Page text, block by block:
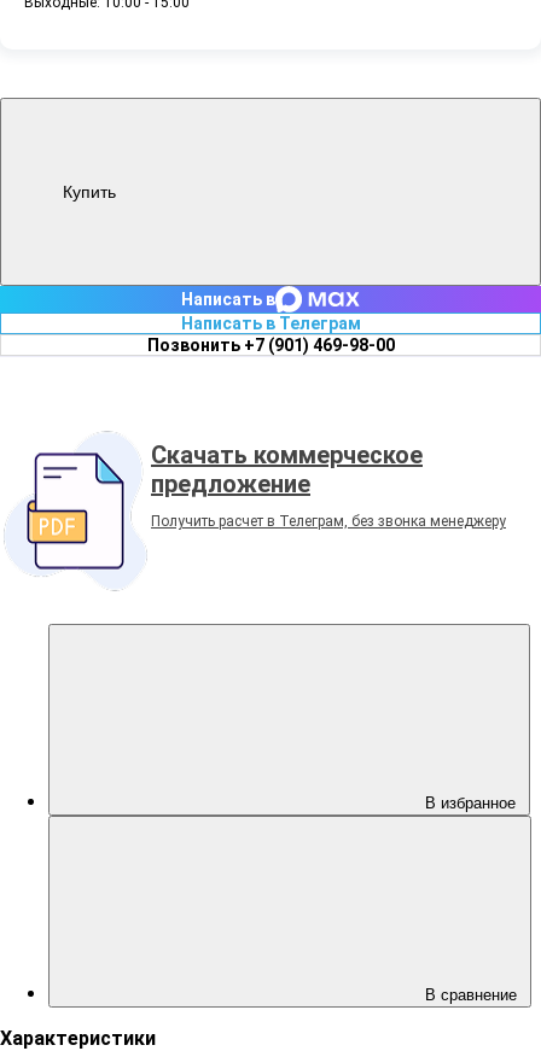
Купить
Написать в
Написать в Телеграм
Позвонить +7 (901) 469-98-00
Скачать коммерческое
предложение
Получить расчет в Телеграм, без звонка менеджеру
В избранное
В сравнение
Характеристики